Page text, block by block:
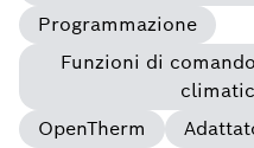
Programmazione
Funzioni di
OpenTherm